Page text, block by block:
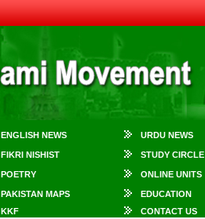
ENGLISH NEWS URDU NEWS
FIKRI NISHIST STUDY CIRCLE
POETRY ONLINE UNITS
PAKISTAN MAPS EDUCATION
KKF CONTACT US